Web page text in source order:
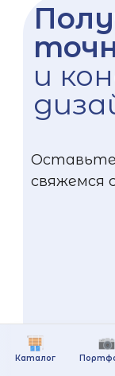
Каталог
и
Оставьте
свяжемся